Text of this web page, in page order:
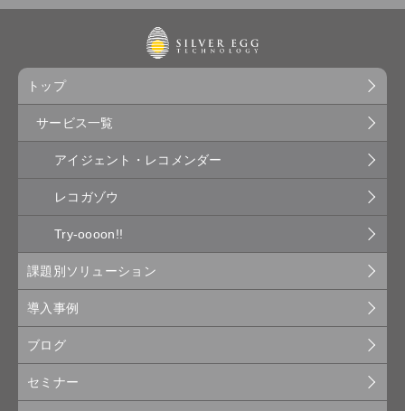
トップ
サービス一覧
アイジェント・レコメンダー
レコガゾウ
Try-oooon!!
課題別ソリューション
導入事例
ブログ
セミナー